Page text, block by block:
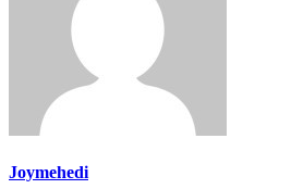
Joymehedi